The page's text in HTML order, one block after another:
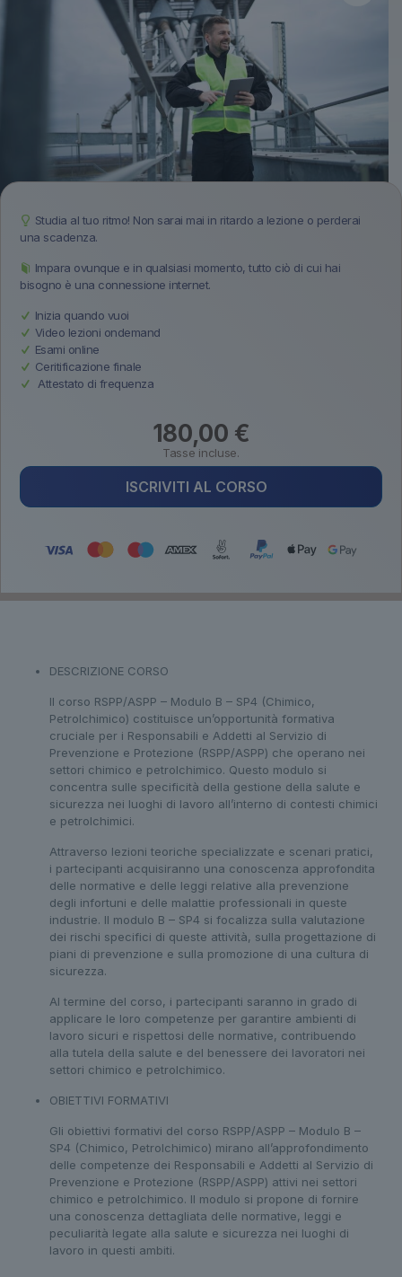
Studia al tuo ritmo! Non sarai mai in ritardo a lezione o perderai
una scadenza.
Impara ovunque e in qualsiasi momento, tutto ciò di cui hai
bisogno è una connessione internet.
Inizia quando vuoi
Video lezioni ondemand
Esami online
Ceritificazione finale
Attestato di frequenza
180,00 €
Tasse incluse.
ISCRIVITI AL CORSO
DESCRIZIONE CORSO
Il corso RSPP/ASPP – Modulo B – SP4 (Chimico,
Petrolchimico) costituisce un’opportunità formativa
cruciale per i Responsabili e Addetti al Servizio di
Prevenzione e Protezione (RSPP/ASPP) che operano nei
settori chimico e petrolchimico. Questo modulo si
concentra sulle specificità della gestione della salute e
sicurezza nei luoghi di lavoro all’interno di contesti chimici
e petrolchimici.
Attraverso lezioni teoriche specializzate e scenari pratici,
i partecipanti acquisiranno una conoscenza approfondita
delle normative e delle leggi relative alla prevenzione
degli infortuni e delle malattie professionali in queste
industrie. Il modulo B – SP4 si focalizza sulla valutazione
dei rischi specifici di queste attività, sulla progettazione di
piani di prevenzione e sulla promozione di una cultura di
sicurezza.
Al termine del corso, i partecipanti saranno in grado di
applicare le loro competenze per garantire ambienti di
lavoro sicuri e rispettosi delle normative, contribuendo
alla tutela della salute e del benessere dei lavoratori nei
settori chimico e petrolchimico.
OBIETTIVI FORMATIVI
Gli obiettivi formativi del corso RSPP/ASPP – Modulo B –
SP4 (Chimico, Petrolchimico) mirano all’approfondimento
delle competenze dei Responsabili e Addetti al Servizio di
Prevenzione e Protezione (RSPP/ASPP) attivi nei settori
chimico e petrolchimico. Il modulo si propone di fornire
una conoscenza dettagliata delle normative, leggi e
peculiarità legate alla salute e sicurezza nei luoghi di
lavoro in questi ambiti.